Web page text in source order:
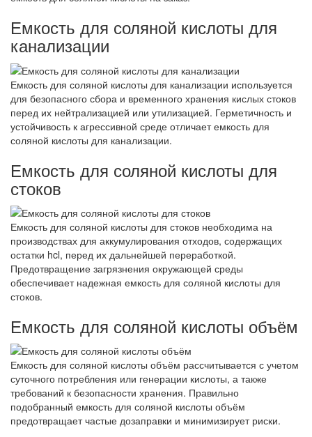
Емкость для соляной кислоты для
канализации
Емкость для соляной кислоты для канализации используется
для безопасного сбора и временного хранения кислых стоков
перед их нейтрализацией или утилизацией. Герметичность и
устойчивость к агрессивной среде отличает емкость для
соляной кислоты для канализации.
Емкость для соляной кислоты для
стоков
Емкость для соляной кислоты для стоков необходима на
производствах для аккумулирования отходов, содержащих
остатки hcl, перед их дальнейшей переработкой.
Предотвращение загрязнения окружающей среды
обеспечивает надежная емкость для соляной кислоты для
стоков.
Емкость для соляной кислоты объём
Емкость для соляной кислоты объём рассчитывается с учетом
суточного потребления или генерации кислоты, а также
требований к безопасности хранения. Правильно
подобранный емкость для соляной кислоты объём
предотвращает частые дозаправки и минимизирует риски.